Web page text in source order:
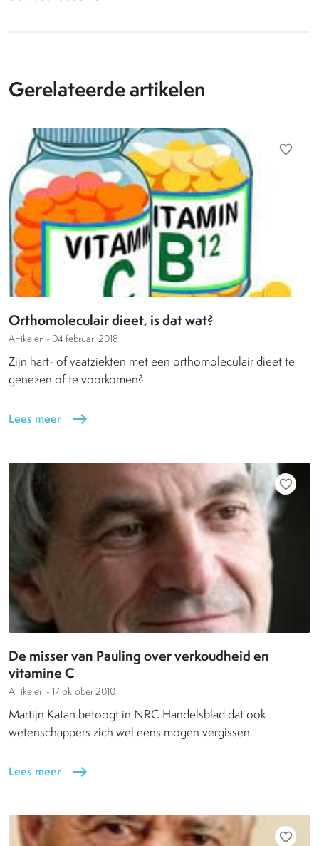
Gerelateerde artikelen
favorite_border
Orthomoleculair dieet, is dat wat?
Artikelen - 04 februari 2018
Zijn hart- of vaatziekten met een orthomoleculair dieet te
genezen of te voorkomen?
Lees meer east
favorite_border
De misser van Pauling over verkoudheid en
vitamine C
Artikelen - 17 oktober 2010
Martijn Katan betoogt in NRC Handelsblad dat ook
wetenschappers zich wel eens mogen vergissen.
Lees meer east
favorite_border